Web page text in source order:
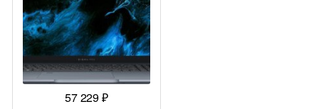
57 229₽